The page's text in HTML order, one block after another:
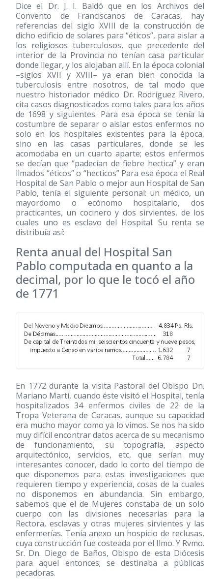
Dice el Dr. J. I. Baldó que en los Archivos del
Convento de Franciscanos de Caracas, hay
referencias del siglo XVIII de la construcción de
dicho edificio de solares para “éticos”, para aislar a
los religiosos tuberculosos, que precedente del
interior de la Provincia no tenían casa particular
donde llegar, y los alojaban allí. En la época colonial
–siglos XVII y XVIII– ya eran bien conocida la
tuberculosis entre nosotros, de tal modo que
nuestro historiador médico Dr. Rodríguez Rivero,
cita casos diagnosticados como tales para los años
de 1698 y siguientes. Para esa época se tenía la
costumbre de separar o aislar estos enfermos no
solo en los hospitales existentes para la época,
sino en las casas particulares, donde se les
acomodaba en un cuarto aparte; estos enfermos
se decían que “padecían de fiebre hectica” y eran
llmados “éticos” o “hecticos” Para esa época el Real
Hospital de San Pablo o mejor aun Hospital de San
Pablo, tenía el siguiente personal: un médico, un
mayordomo o ecónomo hospitalario, dos
practicantes, un cocinero y dos sirvientes, de los
cuales uno es esclavo del Hospital. Su renta se
distribuía así:
Renta anual del Hospital San
Pablo computada en quanto a la
decimal, por lo que le tocó el año
de 1771
En 1772 durante la visita Pastoral del Obispo Dn.
Mariano Martí, cuando éste visitó el Hospital, tenía
hospitalizados 34 enfermos civiles de 22 de la
Tropa Veterana de Caracas, aunque su capacidad
era mucho mayor como ya lo vimos. Se nos ha sido
muy difícil encontrar datos acerca de su mecanismo
de funcionamiento, su topografía, aspecto
arquitectónico, servicios, etc, que serían muy
interesantes conocer, dado lo corto del tiempo de
que disponemos para estas investigaciones que
requieren tiempo y experiencia, cosas de la cuales
no disponemos en abundancia. Sin embargo,
sabemos que el de Mujeres constaba de un solo
cuerpo con las divisiones necesarias para la
Rectora, esclavas y otras mujeres sirvientes y las
enfermerías. Tenía anexo un hospicio de reclusas,
cuya construcción fue costeada por el Ilmo. Y Rvmo.
Sr. Dn. Diego de Baños, Obispo de esta Diócesis
para aquel entonces; se destinaba a públicas
pecadoras.